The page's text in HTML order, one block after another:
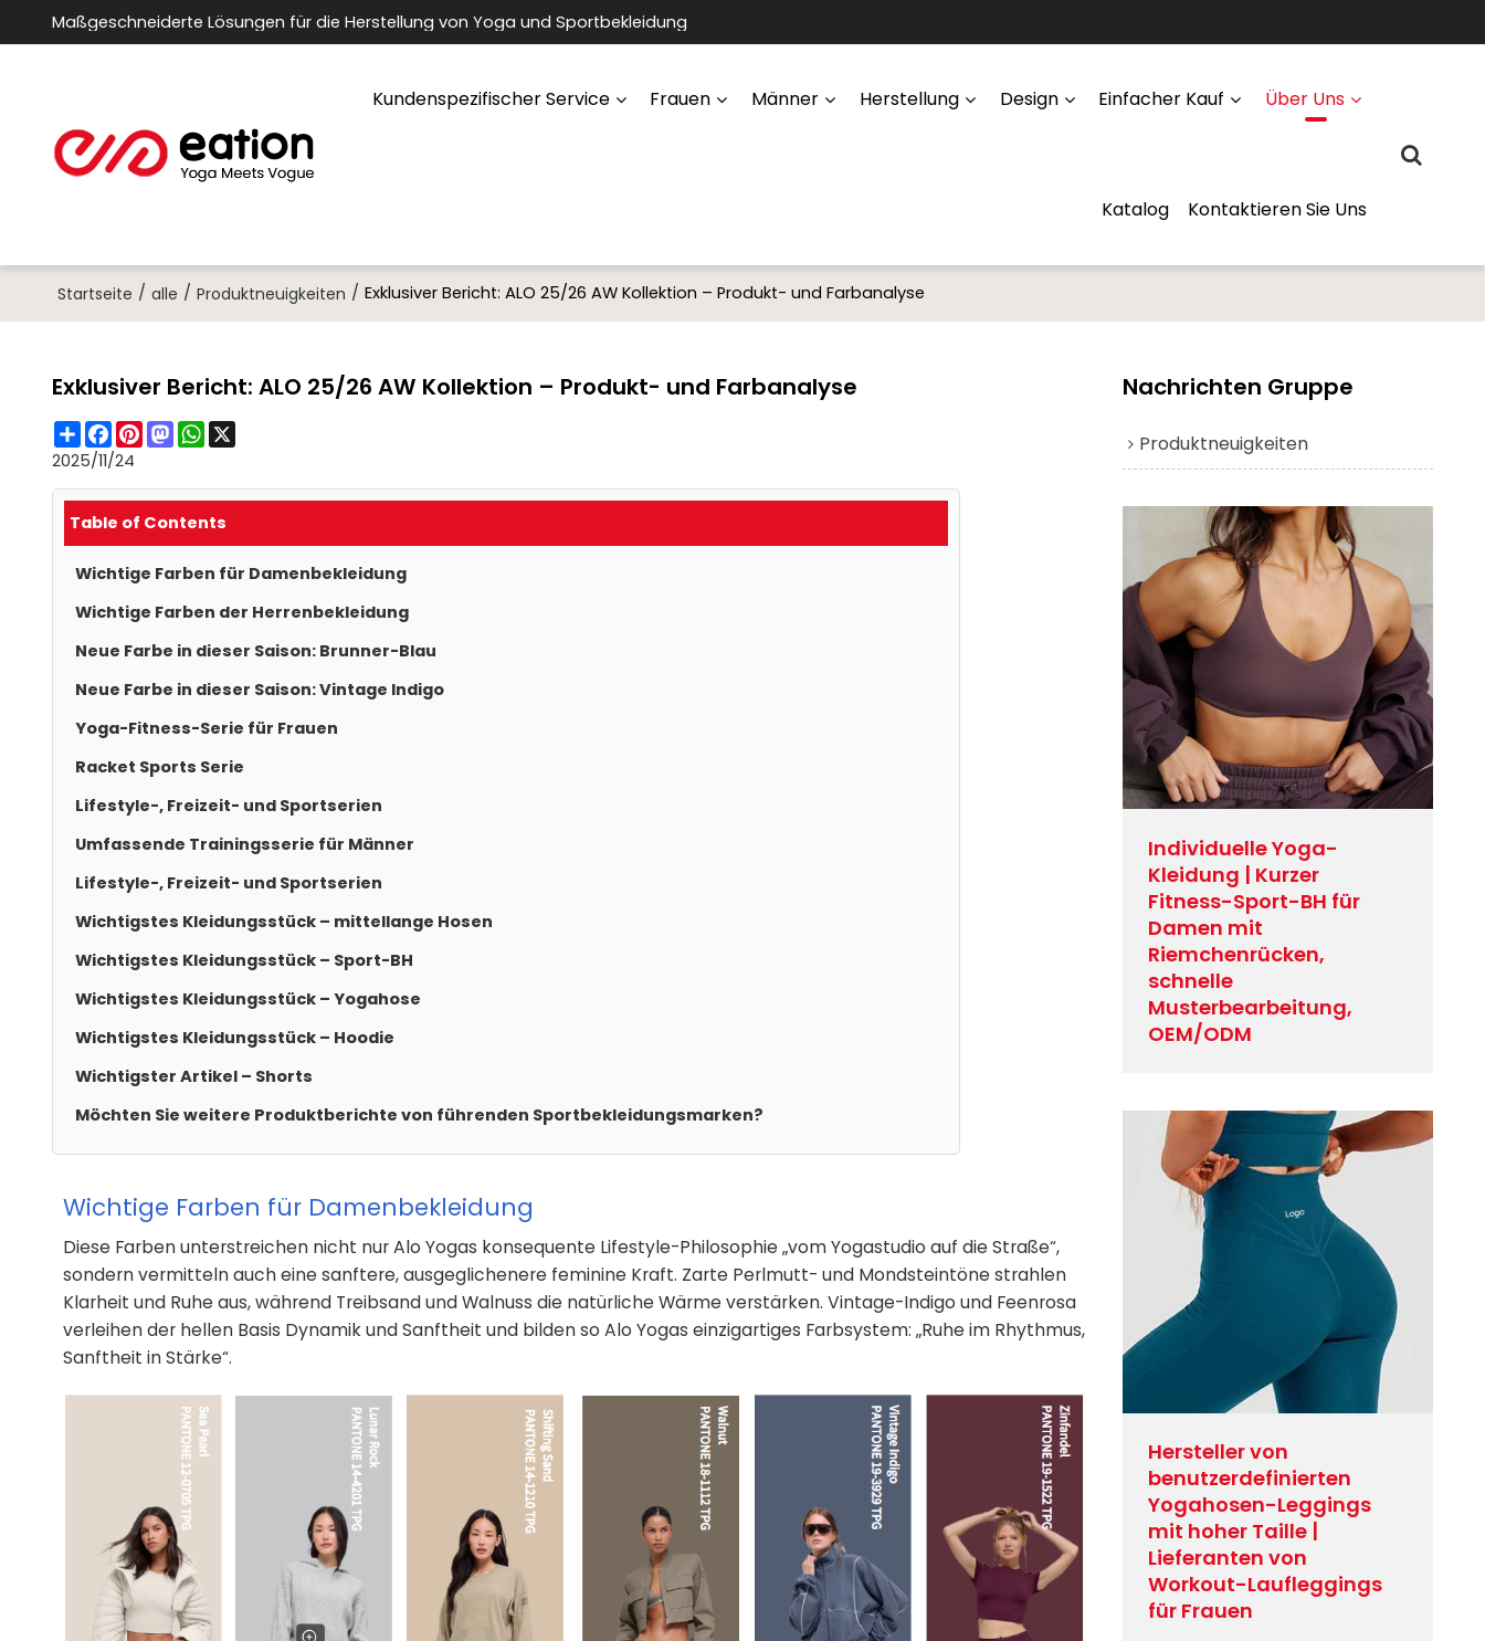
Maßgeschneiderte Lösungen für die Herstellung von Yoga und Sportbekleidung
Kundenspezifischer Service Frauen Männer Herstellung Design Einfacher Kauf Über Uns
Katalog Kontaktieren Sie Uns
Startseite / alle / Produktneuigkeiten / Exklusiver Bericht: ALO 25/26 AW Kollektion – Produkt- und Farbanalyse
Exklusiver Bericht: ALO 25/26 AW Kollektion – Produkt- und Farbanalyse
ShareFacebook
Pinterest
Mastodon
WhatsApp
X
2025/11/24
Table of Contents
Wichtige Farben für Damenbekleidung
Wichtige Farben der Herrenbekleidung
Neue Farbe in dieser Saison: Brunner-Blau
Neue Farbe in dieser Saison: Vintage Indigo
Yoga-Fitness-Serie für Frauen
Racket Sports Serie
Lifestyle-, Freizeit- und Sportserien
Umfassende Trainingsserie für Männer
Lifestyle-, Freizeit- und Sportserien
Wichtigstes Kleidungsstück – mittellange Hosen
Wichtigstes Kleidungsstück – Sport-BH
Wichtigstes Kleidungsstück – Yogahose
Wichtigstes Kleidungsstück – Hoodie
Wichtigster Artikel – Shorts
Möchten Sie weitere Produktberichte von führenden Sportbekleidungsmarken?
Wichtige Farben für Damenbekleidung
Diese Farben unterstreichen nicht nur Alo Yogas konsequente Lifestyle-Philosophie „vom Yogastudio auf die Straße“,
sondern vermitteln auch eine sanftere, ausgeglichenere feminine Kraft. Zarte Perlmutt- und Mondsteintöne strahlen
Klarheit und Ruhe aus, während Treibsand und Walnuss die natürliche Wärme verstärken. Vintage-Indigo und Feenrosa
verleihen der hellen Basis Dynamik und Sanftheit und bilden so Alo Yogas einzigartiges Farbsystem: „Ruhe im Rhythmus,
Sanftheit in Stärke“.
Nachrichten Gruppe
Produktneuigkeiten
Individuelle Yoga-
Kleidung | Kurzer
Fitness-Sport-BH für
Damen mit
Riemchenrücken,
schnelle
Musterbearbeitung,
OEM/ODM
Hersteller von
benutzerdefinierten
Yogahosen-Leggings
mit hoher Taille |
Lieferanten von
Workout-Laufleggings
für Frauen